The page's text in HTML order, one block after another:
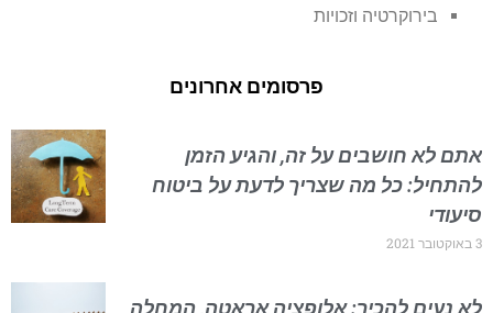
בירוקרטיה וזכויות
פרסומים אחרונים
אתם לא חושבים על זה, והגיע הזמן
להתחיל: כל מה שצריך לדעת על ביטוח
סיעודי
3 באוקטובר 2021
לא נעים להכיר: אלופציה אראטה, המחלה